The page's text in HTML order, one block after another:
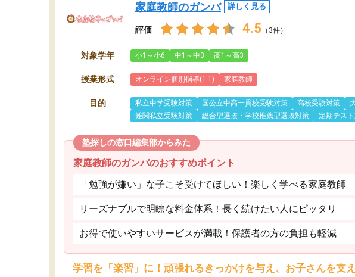
家庭教師のガンバ 詳しく見る
評価 4.5 （3件）
対象学年 小1～小6 中1～中3 高1～高3
授業形式 オンライン個別指導(1:1) 家庭教師
目的 私立中学受験対策 国公立中高一貫校受験対策 高校受験対策
難関私立受験対策
総合型選抜・学校推薦型選抜対策 定期テス
塾探しの窓口編集部からみた
家庭教師のガンバのおすすめポイント
「勉強が嫌い」な子こそ受けてほしい！楽しく学べる家庭教師
リーズナブルで明瞭な料金体系！長く続けたい人にピッタリ
お得で使いやすいサービスが満載！保護者の方の負担も軽減
学習を「楽習」に！頑張れるきっかけを与え、お子さんを支